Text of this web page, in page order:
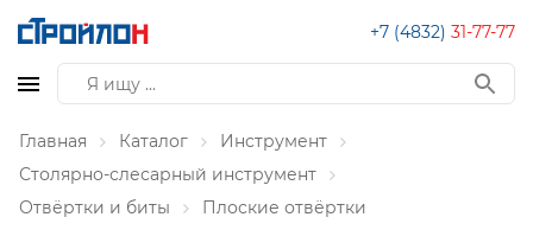
+7 (4832) 31-77-77
Главная Каталог
Инструмент
Столярно-слесарный инструмент
Отвёртки и биты
Плоские отвёртки